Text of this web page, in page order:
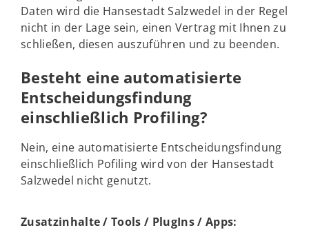
Daten wird die Hansestadt Salzwedel in der Regel
nicht in der Lage sein, einen Vertrag mit Ihnen zu
schließen, diesen auszuführen und zu beenden.
Besteht eine automatisierte
Entscheidungsfindung
einschließlich Profiling?
Nein, eine automatisierte Entscheidungsfindung
einschließlich Pofiling wird von der Hansestadt
Salzwedel nicht genutzt.
Zusatzinhalte / Tools / PlugIns / Apps: